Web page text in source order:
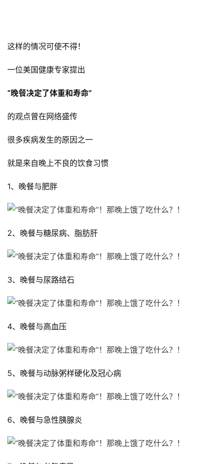
这样的情况可使不得！
一位美国健康专家提出
“晚餐决定了体重和寿命”
的观点曾在网络盛传
很多疾病发生的原因之一
就是来自晚上不良的饮食习惯
1、晚餐与肥胖
2、晚餐与糖尿病、脂肪肝
3、晚餐与尿路结石
4、晚餐与高血压
5、晚餐与动脉粥样硬化及冠心病
6、晚餐与急性胰腺炎